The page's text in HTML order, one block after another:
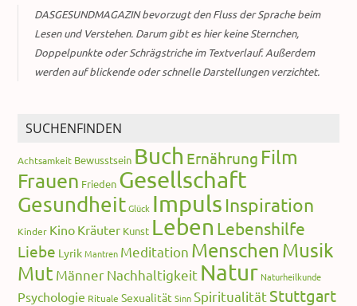
DASGESUNDMAGAZIN bevorzugt den Fluss der Sprache beim
Lesen und Verstehen. Darum gibt es hier keine Sternchen,
Doppelpunkte oder Schrägstriche im Textverlauf. Außerdem
werden auf blickende oder schnelle Darstellungen verzichtet.
SUCHENFINDEN
Achtsamkeit Bewusstsein Buch Ernährung Film
Frauen Frieden Gesellschaft
Gesundheit Glück Impuls Inspiration
Kinder Kino Kräuter Kunst Leben Lebenshilfe
Liebe Lyrik Mantren Meditation Menschen Musik
Mut MännerNachhaltigkeit Natur Naturheilkunde
Psychologie Rituale Sexualität Sinn SpiritualitätStuttgart